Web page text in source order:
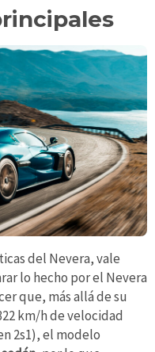
del Nevera, vale
lo hecho por el Nevera
que, más allá de su
km/h de velocidad
2s1), el modelo